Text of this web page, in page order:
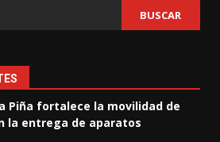
BUSCAR
Piña fortalece la movilidad de
la entrega de aparatos